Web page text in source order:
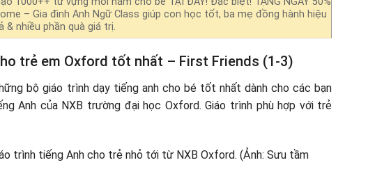
– Gia đình Anh Ngữ Class giúp con học tốt, ba mẹ đồng hành hiệu
& nhiều phần quà giá trị.
trẻ em Oxford tốt nhất – First Friends (1-3)
bộ giáo trình dạy tiếng anh cho bé tốt nhất dành cho các bạn
Anh của NXB trường đại học Oxford. Giáo trình phù hợp với trẻ